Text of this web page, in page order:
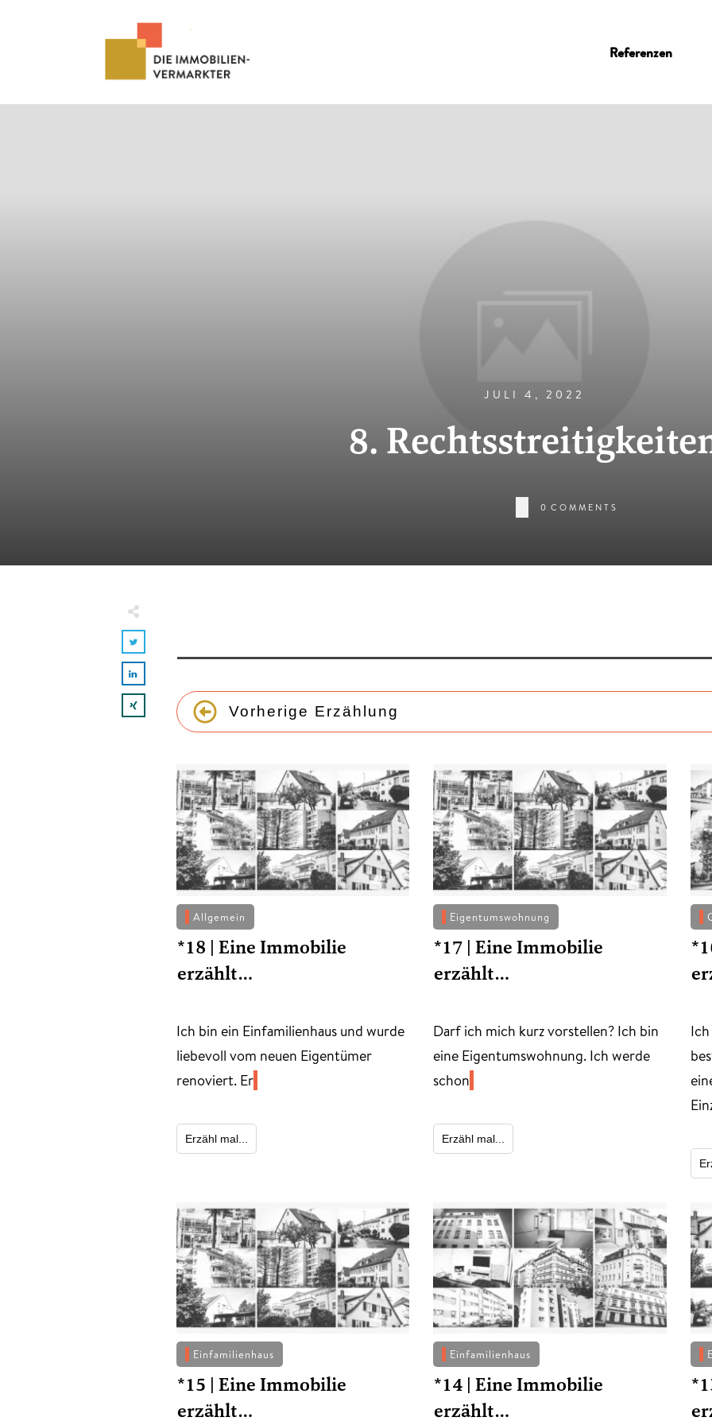
Referenzen
JULI 4, 2022
8.
0 COMMENTS
Vorherige Erzählung
Allgemein
*18 | Eine Immobilie
erzählt…
​Ich bin ein Einfamilienhaus und wurde
liebevoll vom neuen Eigentümer
renoviert. Er
Erzähl mal...
Eigentumswohnung
*17 | Eine Immobilie
erzählt…
Darf ich mich kurz vorstellen? Ich bin
eine Eigentumswohnung. Ich werde
schon
Erzähl mal...
Einfamilienhaus
*15 | Eine Immobilie
erzählt…
Einfamilienhaus
*14 | Eine Immobilie
erzählt…